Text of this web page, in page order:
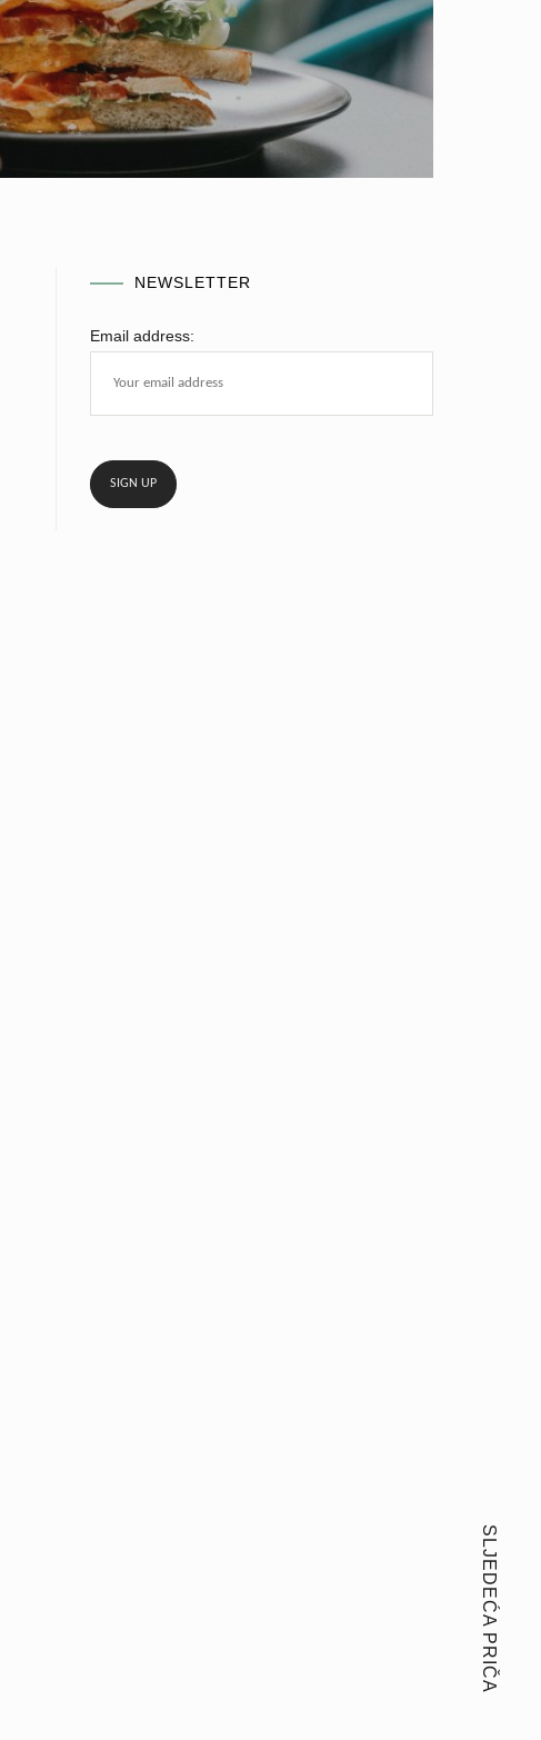
SLJEDEĆA PRIČA
NEWSLETTER
Email address: